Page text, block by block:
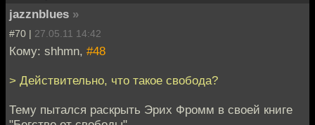
jazznblues »
#70 | 27.05.11 14:42
Кому: shhmn, #48
> Действительно, что такое свобода?
Тему пытался раскрыть Эрих Фромм в своей книге